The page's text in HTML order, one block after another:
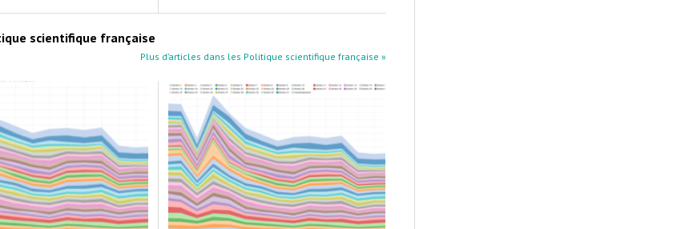
scientifique française
Plus d’articles dans les Politique scientifique française »